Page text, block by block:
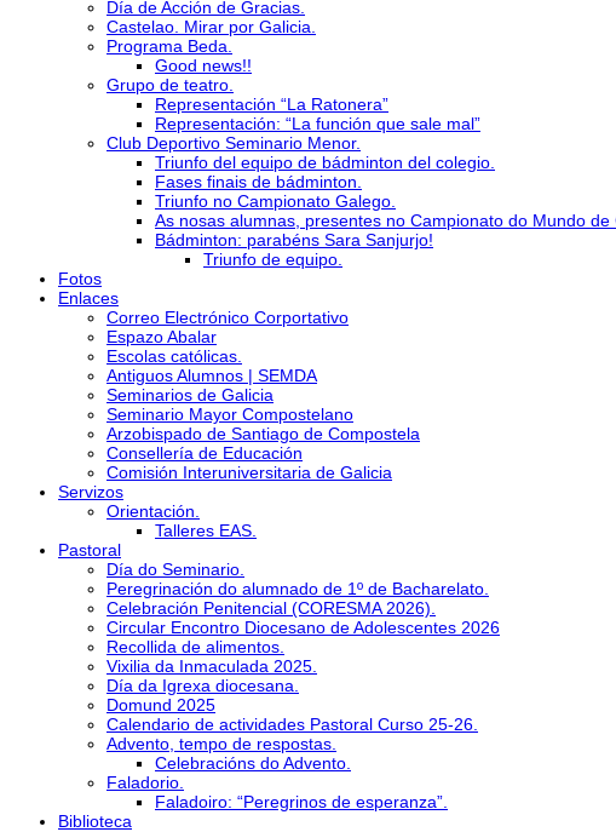
Día de Acción de Gracias.
Castelao. Mirar por Galicia.
Programa Beda.
Good news!!
Grupo de teatro.
Representación “La Ratonera”
Representación: “La función que sale mal”
Club Deportivo Seminario Menor.
Triunfo del equipo de bádminton del colegio.
Fases finais de bádminton.
Triunfo no Campionato Galego.
As nosas alumnas, presentes no Campionato do Mundo de
Bádminton: parabéns Sara Sanjurjo!
Triunfo de equipo.
Fotos
Enlaces
Correo Electrónico Corportativo
Espazo Abalar
Escolas católicas.
Antiguos Alumnos | SEMDA
Seminarios de Galicia
Seminario Mayor Compostelano
Arzobispado de Santiago de Compostela
Consellería de Educación
Comisión Interuniversitaria de Galicia
Servizos
Orientación.
Talleres EAS.
Pastoral
Día do Seminario.
Peregrinación do alumnado de 1º de Bacharelato.
Celebración Penitencial (CORESMA 2026).
Circular Encontro Diocesano de Adolescentes 2026
Recollida de alimentos.
Vixilia da Inmaculada 2025.
Día da Igrexa diocesana.
Domund 2025
Calendario de actividades Pastoral Curso 25-26.
Advento, tempo de respostas.
Celebracións do Advento.
Faladorio.
Faladoiro: “Peregrinos de esperanza”.
Biblioteca